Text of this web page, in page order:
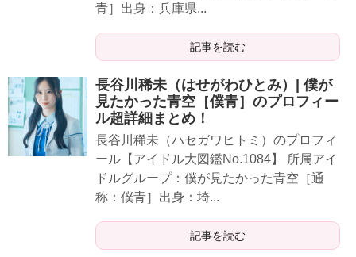
青］出身：兵庫県...
記事を読む
長谷川稀未（はせがわひとみ）| 僕が
見たかった青空［僕青］のプロフィー
ル超詳細まとめ！
長谷川稀未（ハセガワヒトミ）のプロフィ
ール【アイドル大図鑑No.1084】 所属アイ
ドルグループ：僕が見たかった青空［通
称：僕青］出身：埼...
記事を読む